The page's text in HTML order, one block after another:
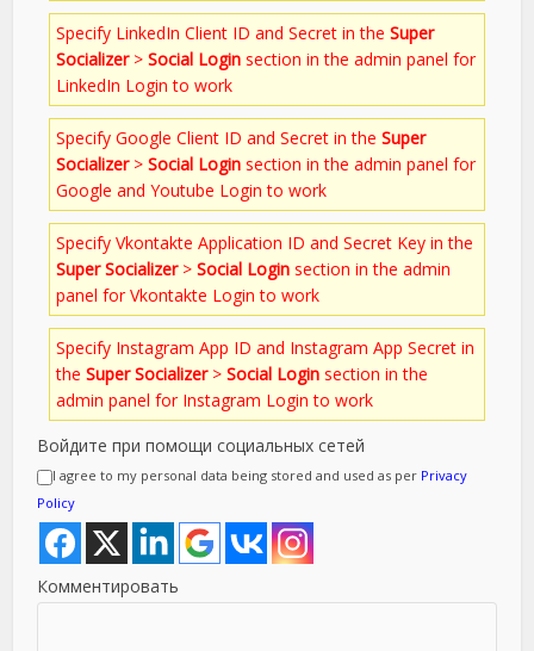
Specify LinkedIn Client ID and Secret in theSuper
Socializer>Social Login section in the admin panel for
LinkedIn Login to work
Specify Google Client ID and Secret in theSuper
Socializer>Social Login section in the admin panel for
Google and Youtube Login to work
Specify Vkontakte Application ID and Secret Key in the
Super Socializer>Social Login section in the admin
panel for Vkontakte Login to work
Specify Instagram App ID and Instagram App Secret in
theSuper Socializer>Social Login section in the
admin panel for Instagram Login to work
Войдите при помощи социальных сетей
I agree to my personal data being stored and used as per Privacy
Policy
Комментировать